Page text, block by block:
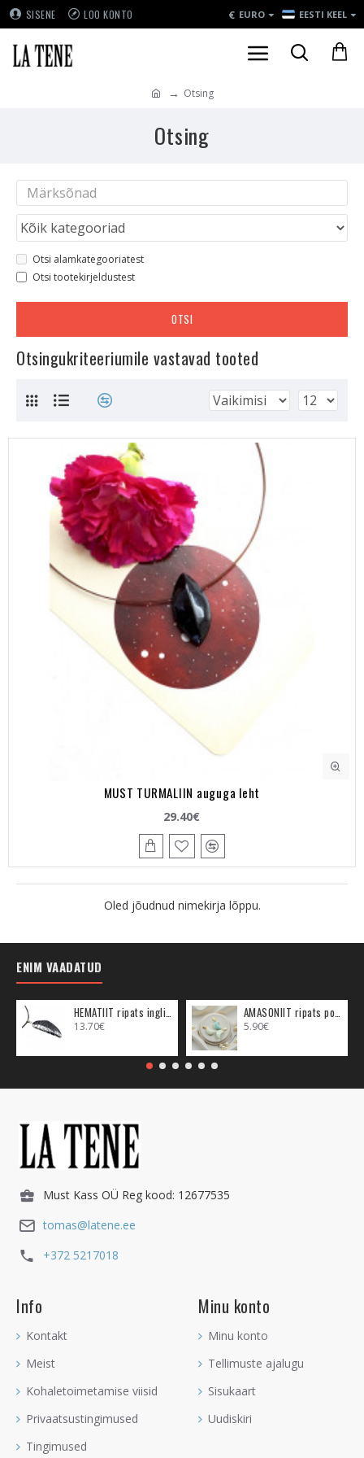
SISENE LOO KONTO € EURO EESTI KEEL
Otsing
Otsing
Otsi alamkategooriatest
Otsi tootekirjeldustest
OTSI
Otsingukriteeriumile vastavad tooted
MUST TURMALIIN auguga leht
29.40€
Oled jõudnud nimekirja lõppu.
ENIM VAADATUD
13.70€ 5.90€
Must Kass OÜ Reg kood: 12677535
tomas@latene.ee
+372 5217018
Info
Kontakt
Meist
Kohaletoimetamise viisid
Privaatsustingimused
Tingimused
Minu konto
Minu konto
Tellimuste ajalugu
Sisukaart
Uudiskiri